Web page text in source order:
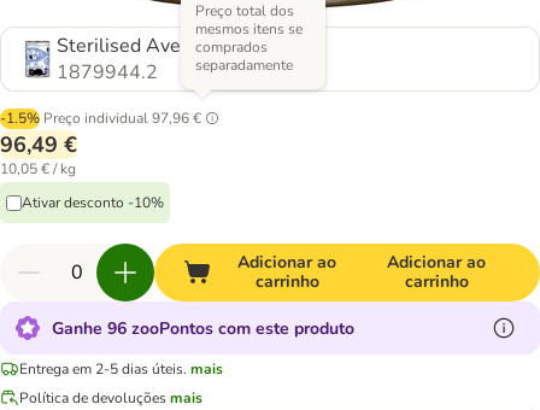
Sterilised Aves
1879944.2
-1.5% Preço individual97,96 €
Preço total dos
mesmos itens se
comprados
separadamente
96,49 €
10,05 € / kg
Ativar desconto -10%
Adicionar ao
carrinho
Adicionar ao
carrinho
Ganhe 96 zooPontos com este produto
Entrega em 2-5 dias úteis. mais
Política de devoluçõesmais